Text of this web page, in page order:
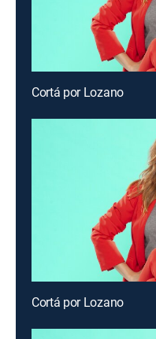
Cortá por Lozano
Cortá por Lozano